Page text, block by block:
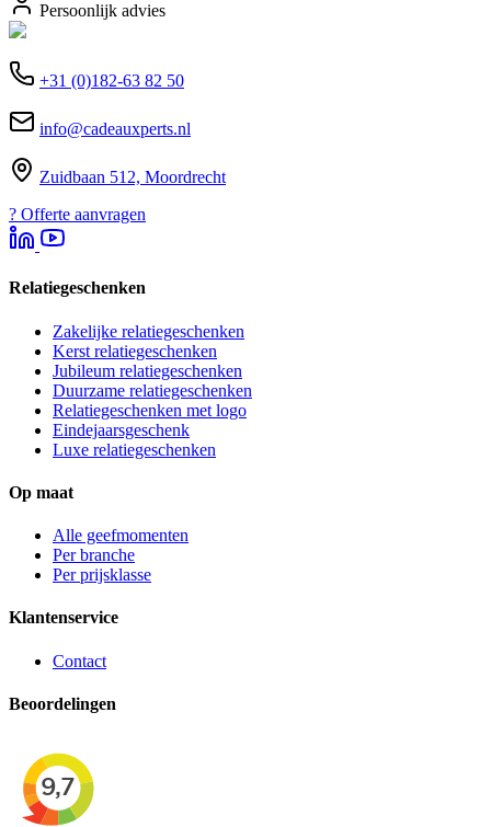
Persoonlijk advies
+31 (0)182-63 82 50
info@cadeauxperts.nl
Zuidbaan 512, Moordrecht
? Offerte aanvragen
Relatiegeschenken
Zakelijke relatiegeschenken
Kerst relatiegeschenken
Jubileum relatiegeschenken
Duurzame relatiegeschenken
Relatiegeschenken met logo
Eindejaarsgeschenk
Luxe relatiegeschenken
Op maat
Alle geefmomenten
Per branche
Per prijsklasse
Klantenservice
Contact
Beoordelingen